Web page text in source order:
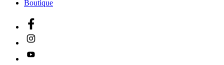
Boutique